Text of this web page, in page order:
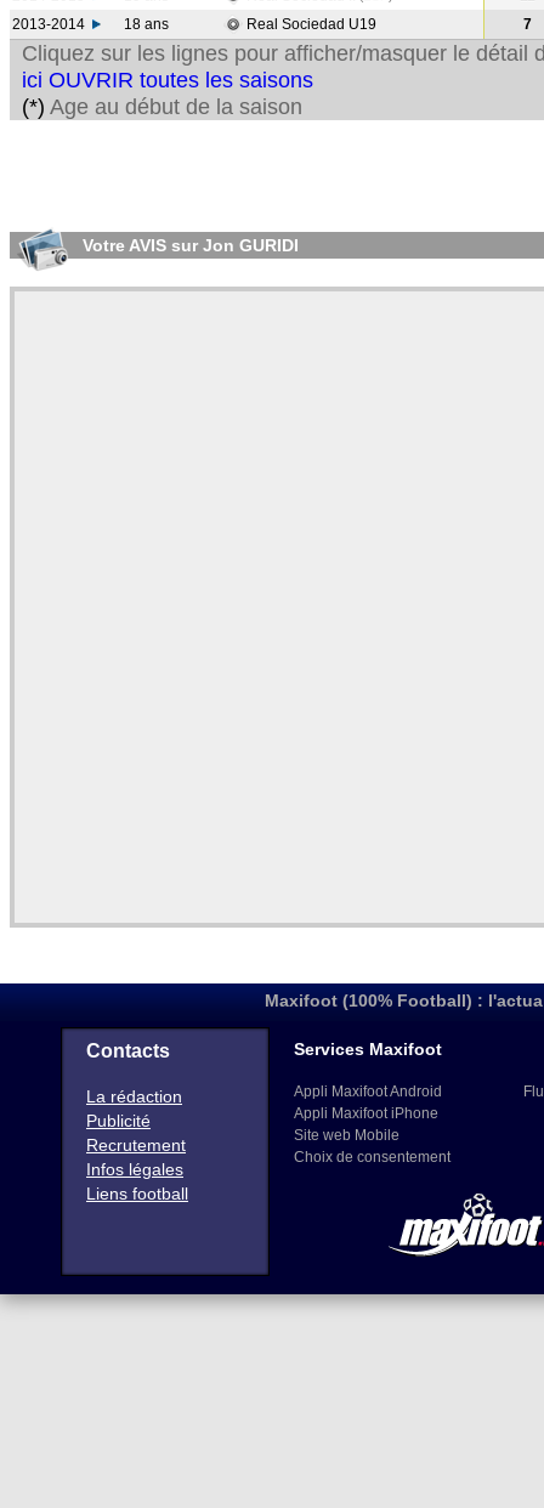
2013-2014
18 ans Real Sociedad U19 7
Cliquez sur les lignes pour afficher/masquer le détail
ici OUVRIR toutes les saisons
(*) Age au début de la saison
Votre AVIS sur Jon GURIDI
Maxifoot (100% Football) :
Contacts
La rédaction
Publicité
Recrutement
Infos légales
Liens football
Services Maxifoot
Appli Maxifoot Android
Appli Maxifoot iPhone
Site web Mobile
Choix de consentement